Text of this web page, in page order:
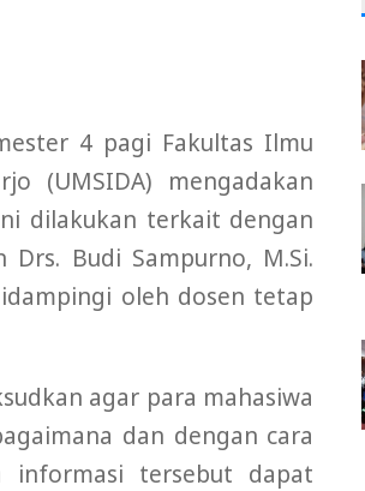
4 pagi Fakultas Ilmu
(UMSIDA) mengadakan
dilakukan terkait dengan
Budi Sampurno, M.Si.
oleh dosen tetap
agar para mahasiwa
dan dengan cara
tersebut dapat